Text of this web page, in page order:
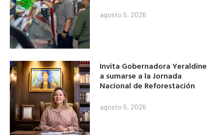
agosto 5, 2026
Invita Gobernadora Yeraldine
a sumarse a la Jornada
Nacional de Reforestación
agosto 5, 2026